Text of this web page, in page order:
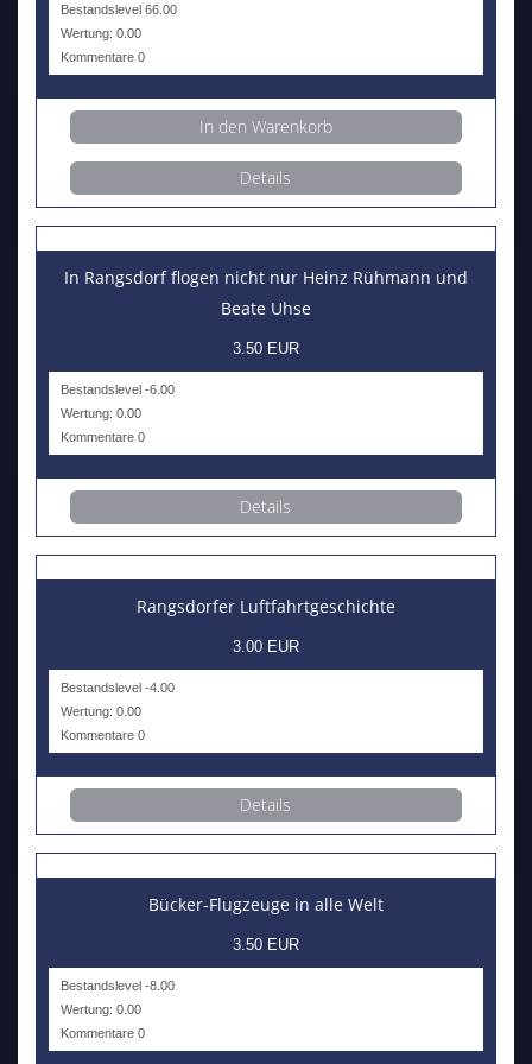
Bestandslevel 66.00
Wertung: 0.00
Kommentare 0
In den Warenkorb
Details
In Rangsdorf flogen nicht nur Heinz Rühmann und
Beate Uhse
3.50 EUR
Bestandslevel -6.00
Wertung: 0.00
Kommentare 0
Details
Rangsdorfer Luftfahrtgeschichte
3.00 EUR
Bestandslevel -4.00
Wertung: 0.00
Kommentare 0
Details
Bücker-Flugzeuge in alle Welt
3.50 EUR
Bestandslevel -8.00
Wertung: 0.00
Kommentare 0